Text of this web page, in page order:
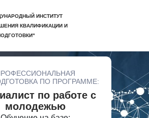
ИНСТИТУТ
КВАЛИФИКАЦИИ И
ПО ПРОГРАММЕ:
по работе с
молодежью